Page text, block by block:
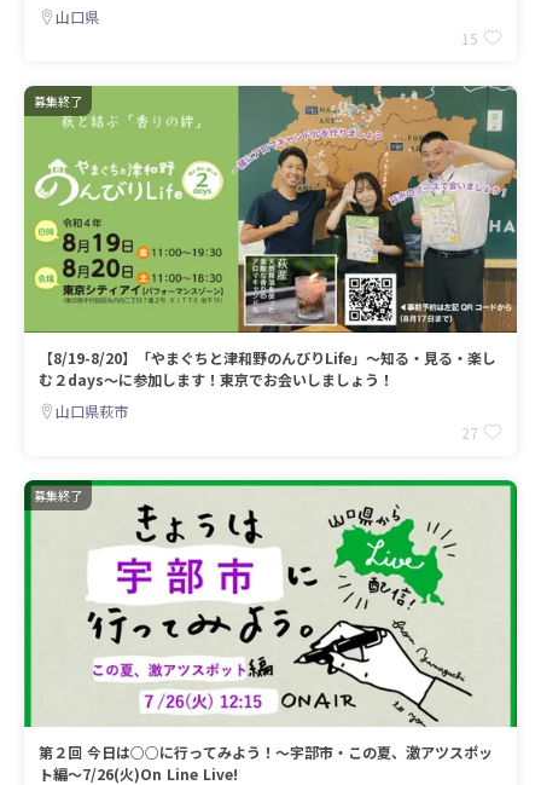
山口県
15
募集終了
【8/19-8/20】「やまぐちと津和野のんびりLife」～知る・見る・楽し
む２days～に参加します！東京でお会いしましょう！
山口県萩市
27
募集終了
第２回 今日は○○に行ってみよう！～宇部市・この夏、激アツスポッ
ト編～7/26(火)On Line Live!